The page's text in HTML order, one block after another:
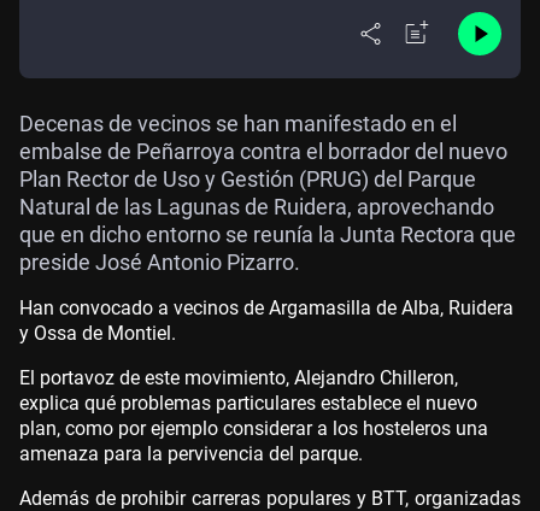
Decenas de vecinos se han manifestado en el
embalse de Peñarroya contra el borrador del nuevo
Plan Rector de Uso y Gestión (PRUG) del Parque
Natural de las Lagunas de Ruidera, aprovechando
que en dicho entorno se reunía la Junta Rectora que
preside José Antonio Pizarro.
Han convocado a vecinos de Argamasilla de Alba, Ruidera
y Ossa de Montiel.
El portavoz de este movimiento, Alejandro Chilleron,
explica qué problemas particulares establece el nuevo
plan, como por ejemplo considerar a los hosteleros una
amenaza para la pervivencia del parque.
Además de prohibir carreras populares y BTT, organizadas